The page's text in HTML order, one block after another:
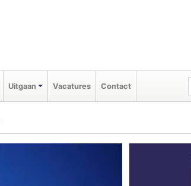
Uitgaan Vacatures Contact